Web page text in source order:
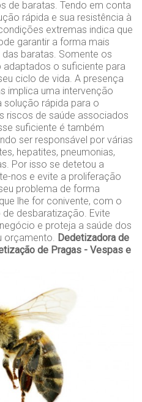
de baratas. Tendo em conta
rápida e sua resistência à
extremas indica que
garantir a forma mais
baratas. Somente os
o suficiente para
ciclo de vida. A presença
implica uma intervenção
solução rápida para o
riscos de saúde associados
suficiente é também
ser responsável por várias
hepatites, pneumonias,
Por isso se detetou a
nos e evite a proliferação
problema de forma
lhe for conivente, com o
desbaratização. Evite
e proteja a saúde dos
orçamento.
Dedetizadora de
de Pragas - Vespas e